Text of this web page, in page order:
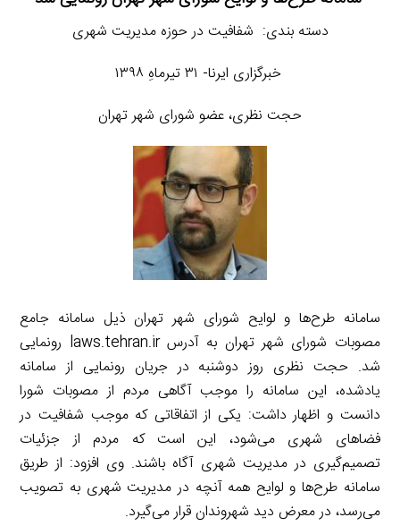
دسته بندی: شفافیت در حوزه مدیریت شهری
خبرگزاری ایرنا- ۳۱ تیرماهِ ۱۳۹۸
حجت نظری، عضو شورای شهر تهران
سامانه طرح‌ها و لوایح شورای شهر تهران ذیل سامانه جامع
مصوبات شورای شهر تهران به آدرس laws.tehran.ir رونمایی
شد. حجت نظری روز دوشنبه در جریان رونمایی از سامانه
یادشده، این سامانه را موجب آگاهی مردم از مصوبات شورا
دانست و اظهار داشت: یکی از اتفاقاتی که موجب شفافیت در
فضاهای شهری می‌شود، این است که مردم از جزئیات
تصمیم‌گیری در مدیریت شهری آگاه باشند. وی افزود: از طریق
سامانه طرح‌ها و لوایح همه آنچه در مدیریت شهری به تصویب
می‌رسد، در معرض دید شهروندان قرار می‌گیرد.